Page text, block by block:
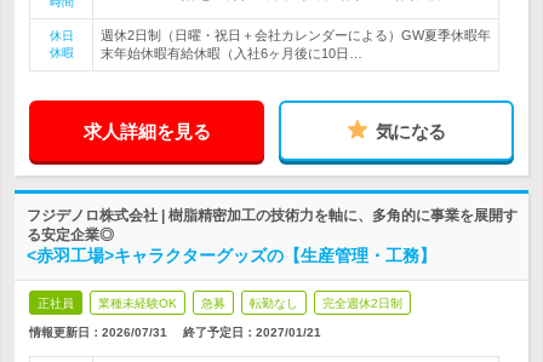
休日
休暇
週休2日制（日曜・祝日＋会社カレンダーによる）GW夏季休暇年
末年始休暇有給休暇（入社6ヶ月後に10日…
求人詳細を見る 気になる
フジデノロ株式会社 | 樹脂精密加工の技術力を軸に、多角的に事業を展開す
る安定企業◎
<赤羽工場>キャラクターグッズの【生産管理・工務】
正社員 業種未経験OK 急募 転勤なし 完全週休2日制
情報更新日：2026/07/31 終了予定日： 2027/01/21